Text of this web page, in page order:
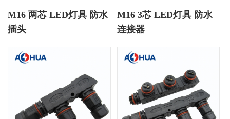
M16 两芯 LED灯具 防水
插头
M16 3芯 LED灯具 防水
连接器